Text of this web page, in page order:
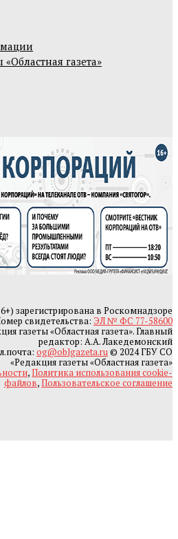
газета»
зарегистрирована в Роскомнадзоре
свидетельства: ЭЛ № ФС 77-58600
газеты «Областная газета». Главный
редактор: А.А. Лакедемонский
og@oblgazeta.ru© 2024 ГБУ СО
«Редакция газеты «Областная газета»
,Политика использования cookie-
файлов,Пользовательское соглашение